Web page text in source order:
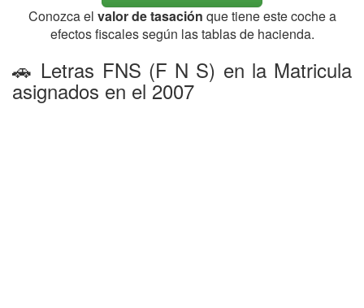
Conozca el valor de tasación que tiene este coche a
efectos fiscales según las tablas de hacienda.
🚗 Letras FNS (F N S) en la Matricula
asignados en el 2007